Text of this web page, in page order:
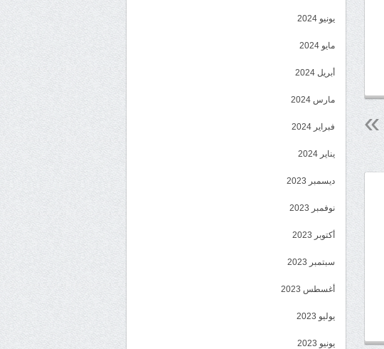
يونيو 2024
مايو 2024
أبريل 2024
مارس 2024
فبراير 2024
يناير 2024
ديسمبر 2023
نوفمبر 2023
أكتوبر 2023
سبتمبر 2023
أغسطس 2023
يوليو 2023
يونيو 2023